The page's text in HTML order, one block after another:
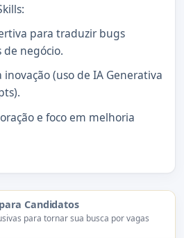
para traduzir bugs
de negócio.
(uso de IA Generativa
e foco em melhoria
Candidatos
para tornar sua busca por vagas